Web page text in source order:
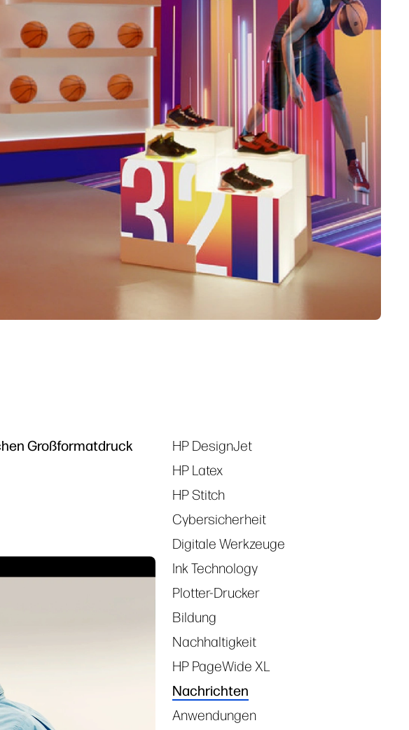
Großformatdruck
Tags
HP DesignJet
HP Latex
HP Stitch
Cybersicherheit
Digitale Werkzeuge
Ink Technology
Plotter-Drucker
Bildung
Nachhaltigkeit
HP PageWide XL
Nachrichten
Anwendungen